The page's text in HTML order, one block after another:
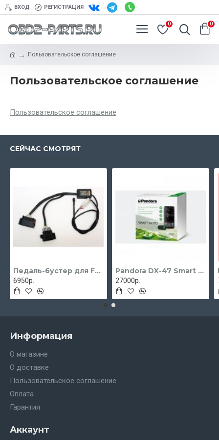
ВХОД РЕГИСТРАЦИЯ
0 0
Пользовательское соглашение
Пользовательское соглашение
Пользовательское соглашение
СЕЙЧАС СМОТРЯТ
Педаль-бустер для FORD Focus 2 с 2005 - 2011 гг.
6950р.
Pandora DX-47 Smart Moto
27000р.
Информация
О магазине
О доставке
Пользовательское соглашение
Оплата
Гарантия
Аккаунт